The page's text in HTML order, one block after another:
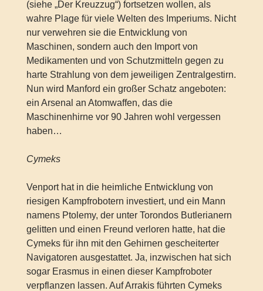
(siehe „Der Kreuzzug“) fortsetzen wollen, als
wahre Plage für viele Welten des Imperiums. Nicht
nur verwehren sie die Entwicklung von
Maschinen, sondern auch den Import von
Medikamenten und von Schutzmitteln gegen zu
harte Strahlung von dem jeweiligen Zentralgestirn.
Nun wird Manford ein großer Schatz angeboten:
ein Arsenal an Atomwaffen, das die
Maschinenhirne vor 90 Jahren wohl vergessen
haben…
Cymeks
Venport hat in die heimliche Entwicklung von
riesigen Kampfrobotern investiert, und ein Mann
namens Ptolemy, der unter Torondos Butlerianern
gelitten und einen Freund verloren hatte, hat die
Cymeks für ihn mit den Gehirnen gescheiterter
Navigatoren ausgestattet. Ja, inzwischen hat sich
sogar Erasmus in einen dieser Kampfroboter
verpflanzen lassen. Auf Arrakis führten Cymeks